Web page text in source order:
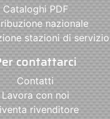
Cataloghi PDF
nazionale
stazioni di servizio
contattarci
Contatti
Lavora con noi
rivenditore